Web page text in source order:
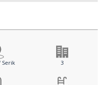
Serik 3